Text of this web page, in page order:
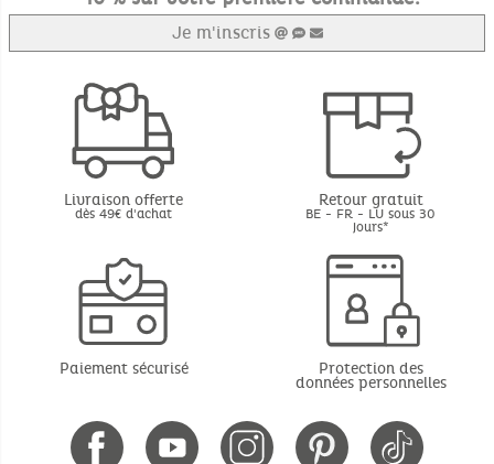
Je m'inscris
Livraison offerte
dès 49€ d'achat
Retour gratuit
BE - FR - LU sous 30
jours*
Paiement sécurisé Protection des
données personnelles